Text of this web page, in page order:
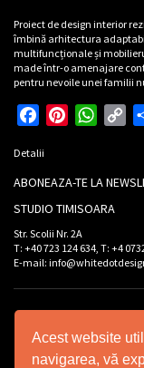
Acest website
navigarea, vă
Proiect de design interior
îmbină arhitectura
multifuncționale și
made într-o amenajare
pentru nevoile unei familii
FacebookPinterest
Detalii
ABONEAZA-TE LA
STUDIO TIMISOARA
Str. Scolii Nr. 2A
T: +40 723 124 634, T: +4
E-mail: